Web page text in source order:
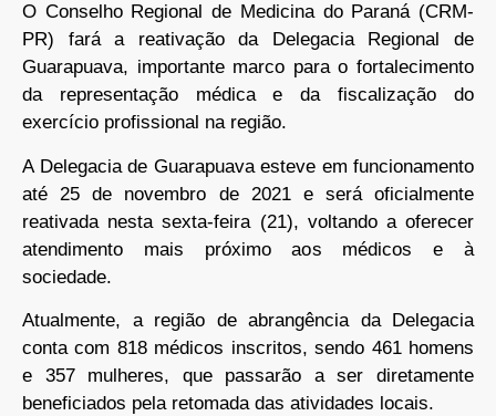
O Conselho Regional de Medicina do Paraná (CRM-
PR) fará a reativação da Delegacia Regional de
Guarapuava, importante marco para o fortalecimento
da representação médica e da fiscalização do
exercício profissional na região.
A Delegacia de Guarapuava esteve em funcionamento
até 25 de novembro de 2021 e será oficialmente
reativada nesta sexta-feira (21), voltando a oferecer
atendimento mais próximo aos médicos e à
sociedade.
Atualmente, a região de abrangência da Delegacia
conta com 818 médicos inscritos, sendo 461 homens
e 357 mulheres, que passarão a ser diretamente
beneficiados pela retomada das atividades locais.